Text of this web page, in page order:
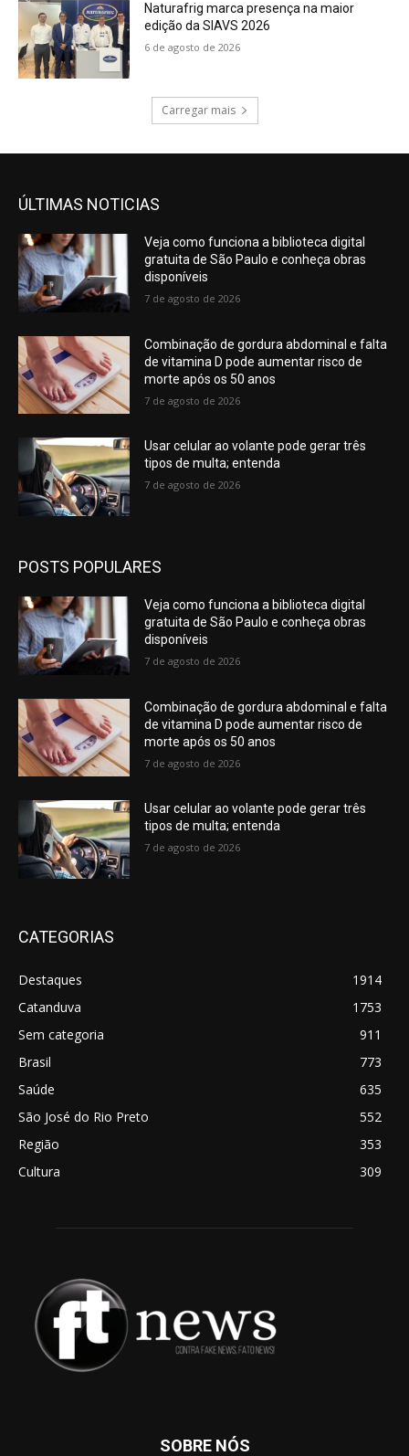
Naturafrig marca presença na maior
edição da SIAVS 2026
6 de agosto de 2026
Carregar mais
ÚLTIMAS NOTICIAS
Veja como funciona a biblioteca digital
gratuita de São Paulo e conheça obras
disponíveis
7 de agosto de 2026
Combinação de gordura abdominal e falta
de vitamina D pode aumentar risco de
morte após os 50 anos
7 de agosto de 2026
Usar celular ao volante pode gerar três
tipos de multa; entenda
7 de agosto de 2026
POSTS POPULARES
Veja como funciona a biblioteca digital
gratuita de São Paulo e conheça obras
disponíveis
7 de agosto de 2026
Combinação de gordura abdominal e falta
de vitamina D pode aumentar risco de
morte após os 50 anos
7 de agosto de 2026
Usar celular ao volante pode gerar três
tipos de multa; entenda
7 de agosto de 2026
CATEGORIAS
Destaques
1914
Catanduva
1753
Sem categoria
911
Brasil
773
Saúde
635
São José do Rio Preto
552
Região
353
Cultura
309
SOBRE NÓS